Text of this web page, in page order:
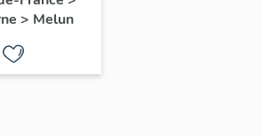
pour la
> Melun